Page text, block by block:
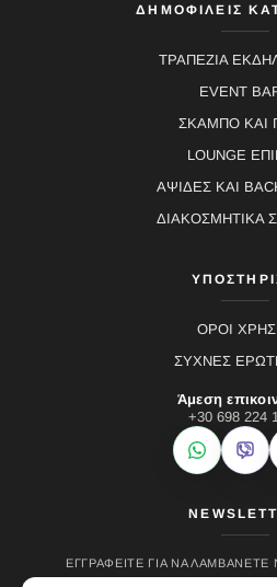
ΔΗΜΟΦΙΛΕΙΣ
ΤΡΑΠΕΖΙΑ
EVENT
ΣΚΑΜΠΟ ΚΑΙ
LOUNGE
ΑΨΙΔΕΣ ΚΑΙ
ΔΙΑΚΟΣΜΗΤΙΚΑ
ΟΡΟΙ
ΣΥΧΝΕΣ
Άμεση
+30 698 224
WhatsApp
Viber
ΕΓΓΡΑΦΕΊΤΕ ΓΙΑ ΝΑ ΛΑΜΒΆΝΕΤΕ